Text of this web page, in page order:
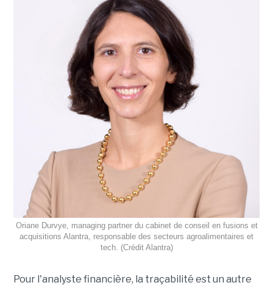
Oriane Durvye, managing partner du cabinet de conseil en fusions et
acquisitions Alantra, responsable des secteurs agroalimentaires et
tech. (Crédit Alantra)
Pour l'analyste financière, la traçabilité est un autre